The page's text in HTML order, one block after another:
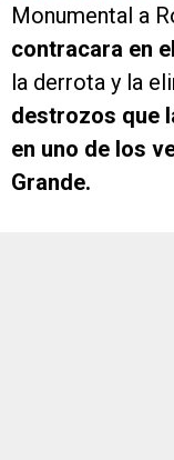
Monumental a
contracara en
la derrota y la
destrozos que
en uno de los
Grande.